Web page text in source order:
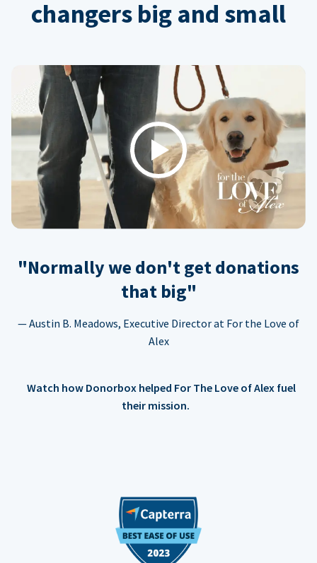
changers big and small
Play
"Normally we don't get donations
that big"
— Austin B. Meadows, Executive Director at For the Love of
Alex
Watch how Donorbox helped For The Love of Alex fuel
their mission.